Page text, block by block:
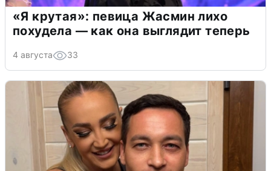
«Я крутая»: певица Жасмин лихо
похудела — как она выглядит теперь
4 августа 33